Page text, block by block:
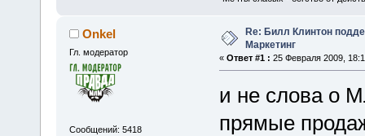
Onkel
Гл. модератор
Сообщений: 5418
Re: Билл Клинтон
Маркетинг
« Ответ #1 : 25 Февраля 2009,
и не слова о
прямые